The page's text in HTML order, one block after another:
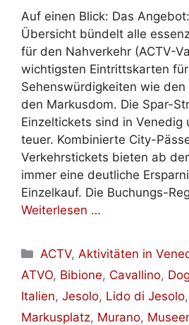
Auf einen Blick: Das
Übersicht bündelt alle
für den Nahverkehr (ACTV-
wichtigsten Eintrittskarten
Sehenswürdigkeiten wie den
den Markusdom. Die Spar-
Einzeltickets sind in Venedig
teuer. Kombinierte City-
Verkehrstickets bieten ab
immer eine deutliche
Einzelkauf. Die Buchungs-
Weiterlesen …
Kategorien
ACTV, Aktivitäten in
ATVO, Bibione, Cavallino,
Italien, Jesolo, Lido di Jesolo,
Markusplatz, Murano,